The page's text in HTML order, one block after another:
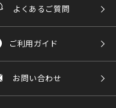
よくあるご質問
ご利用ガイド
お問い合わせ